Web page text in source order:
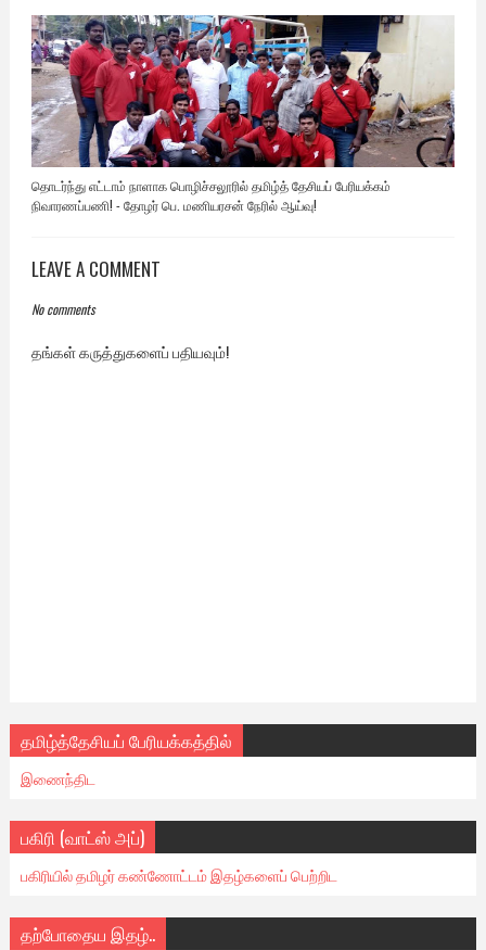
தொடர்ந்து எட்டாம் நாளாக பொழிச்சலூரில் தமிழ்த் தேசியப் பேரியக்கம்
நிவாரணப்பணி! - தோழர் பெ. மணியரசன் நேரில் ஆய்வு!
LEAVE A COMMENT
No comments
தங்கள் கருத்துகளைப் பதியவும்!
தமிழ்த்தேசியப் பேரியக்கத்தில்
இணைந்திட
பகிரி (வாட்ஸ் அப்)
பகிரியில் தமிழர் கண்ணோட்டம் இதழ்களைப் பெற்றிட
தற்போதைய இதழ்..